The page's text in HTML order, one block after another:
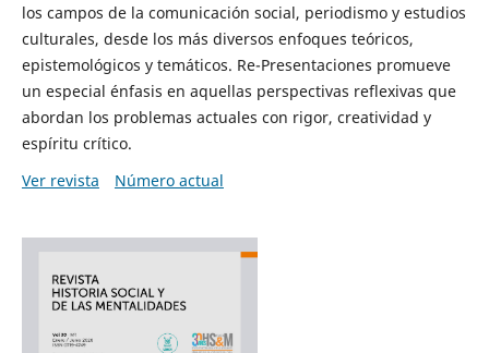
los campos de la comunicación social, periodismo y estudios
culturales, desde los más diversos enfoques teóricos,
epistemológicos y temáticos. Re-Presentaciones promueve
un especial énfasis en aquellas perspectivas reflexivas que
abordan los problemas actuales con rigor, creatividad y
espíritu crítico.
Ver revista
Número actual